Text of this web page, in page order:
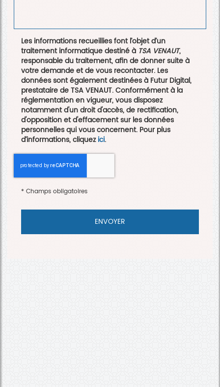
Les informations recueillies font l’objet d’un
traitement informatique destiné àTSA VENAUT,
responsable du traitement, afin de donner suite à
votre demande et de vous recontacter. Les
données sont également destinées à Futur Digital,
prestataire de TSA VENAUT. Conformément à la
réglementation en vigueur, vous disposez
notamment d'un droit d'accès, de rectification,
d'opposition et d'effacement sur les données
personnelles qui vous concernent. Pour plus
d’informations, cliquezici.
* Champs obligatoires